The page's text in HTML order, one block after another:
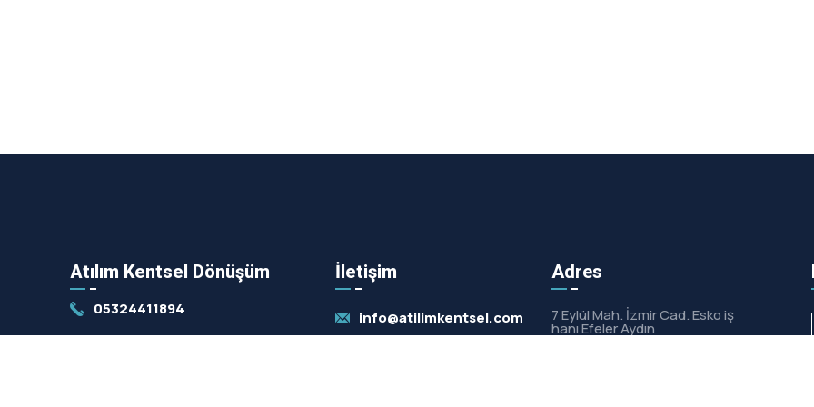
Atılım Kentsel Dönüşüm
05324411894
İletişim
info@atilimkentsel.com
Adres
7 Eylül Mah. İzmir Cad. Esko iş
hanı Efeler Aydın